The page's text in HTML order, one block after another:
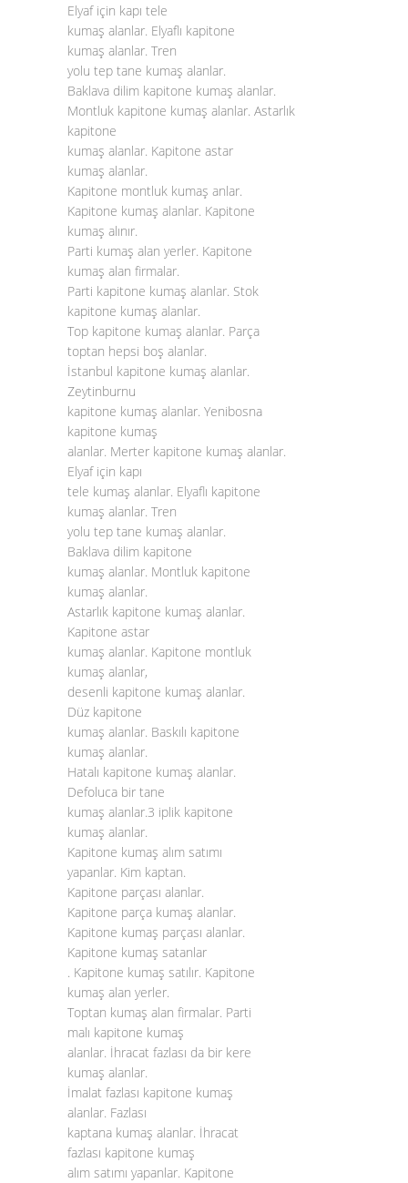
Elyaf için kapı tele
kumaş alanlar. Elyaflı kapitone
kumaş alanlar. Tren
yolu tep tane kumaş alanlar.
Baklava dilim kapitone kumaş alanlar.
Montluk kapitone kumaş alanlar. Astarlık
kapitone
kumaş alanlar. Kapitone astar
kumaş alanlar.
Kapitone montluk kumaş anlar.
Kapitone kumaş alanlar. Kapitone
kumaş alınır.
Parti kumaş alan yerler. Kapitone
kumaş alan firmalar.
Parti kapitone kumaş alanlar. Stok
kapitone kumaş alanlar.
Top kapitone kumaş alanlar. Parça
toptan hepsi boş alanlar.
İstanbul kapitone kumaş alanlar.
Zeytinburnu
kapitone kumaş alanlar. Yenibosna
kapitone kumaş
alanlar. Merter kapitone kumaş alanlar.
Elyaf için kapı
tele kumaş alanlar. Elyaflı kapitone
kumaş alanlar. Tren
yolu tep tane kumaş alanlar.
Baklava dilim kapitone
kumaş alanlar. Montluk kapitone
kumaş alanlar.
Astarlık kapitone kumaş alanlar.
Kapitone astar
kumaş alanlar. Kapitone montluk
kumaş alanlar,
desenli kapitone kumaş alanlar.
Düz kapitone
kumaş alanlar. Baskılı kapitone
kumaş alanlar.
Hatalı kapitone kumaş alanlar.
Defoluca bir tane
kumaş alanlar.3 iplik kapitone
kumaş alanlar.
Kapitone kumaş alım satımı
yapanlar. Kim kaptan.
Kapitone parçası alanlar.
Kapitone parça kumaş alanlar.
Kapitone kumaş parçası alanlar.
Kapitone kumaş satanlar
. Kapitone kumaş satılır. Kapitone
kumaş alan yerler.
Toptan kumaş alan firmalar. Parti
malı kapitone kumaş
alanlar. İhracat fazlası da bir kere
kumaş alanlar.
İmalat fazlası kapitone kumaş
alanlar. Fazlası
kaptana kumaş alanlar. İhracat
fazlası kapitone kumaş
alım satımı yapanlar. Kapitone